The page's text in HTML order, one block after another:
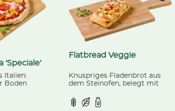
'Speciale'
Italien:
Boden
Paprika,
Flatbread Veggie
Knuspriges Fladenbrot aus
dem Steinofen, belegt mit
bestreut mit Feta und Käse.